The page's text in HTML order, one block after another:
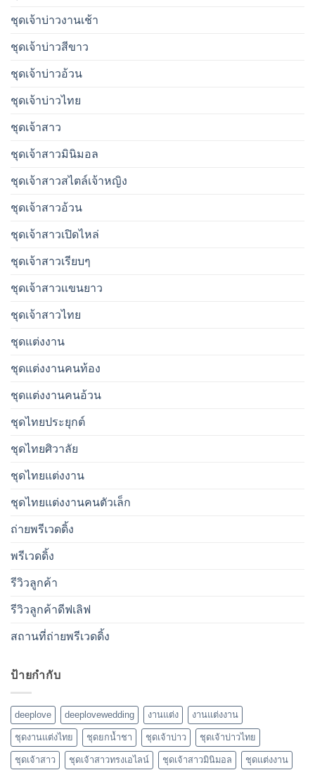
ชุดเจ้าบ่าวงานเช้า
ชุดเจ้าบ่าวสีขาว
ชุดเจ้าบ่าวอ้วน
ชุดเจ้าบ่าวไทย
ชุดเจ้าสาว
ชุดเจ้าสาวมินิมอล
ชุดเจ้าสาวสไตล์เจ้าหญิง
ชุดเจ้าสาวอ้วน
ชุดเจ้าสาวเปิดไหล่
ชุดเจ้าสาวเรียบๆ
ชุดเจ้าสาวเเขนยาว
ชุดเจ้าสาวไทย
ชุดแต่งงาน
ชุดแต่งงานคนท้อง
ชุดแต่งงานคนอ้วน
ชุดไทยประยุกต์
ชุดไทยศิวาลัย
ชุดไทยแต่งงาน
ชุดไทยแต่งงานคนตัวเล็ก
ถ่ายพรีเวดดิ้ง
พรีเวดดิ้ง
รีวิวลูกค้า
รีวิวลูกค้าดีฟเลิฟ
สถานที่ถ่ายพรีเวดดิ้ง
ป้ายกำกับ
deeplove deeplovewedding งานแต่ง งานแต่งงาน
ชุดงานแต่งไทย ชุดยกน้ำชา ชุดเจ้าบ่าว ชุดเจ้าบ่าวไทย
ชุดเจ้าสาว ชุดเจ้าสาวทรงเอไลน์ ชุดเจ้าสาวมินิมอล ชุดแต่งงาน